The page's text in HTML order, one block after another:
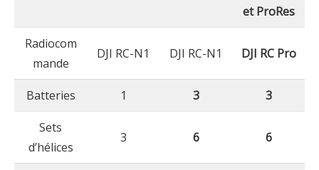
et ProRes
Radiocom
mande
DJI RC-N1 DJI RC-N1 DJI RC Pro
Batteries 1 3 3
Sets
d’hélices
3 6 6